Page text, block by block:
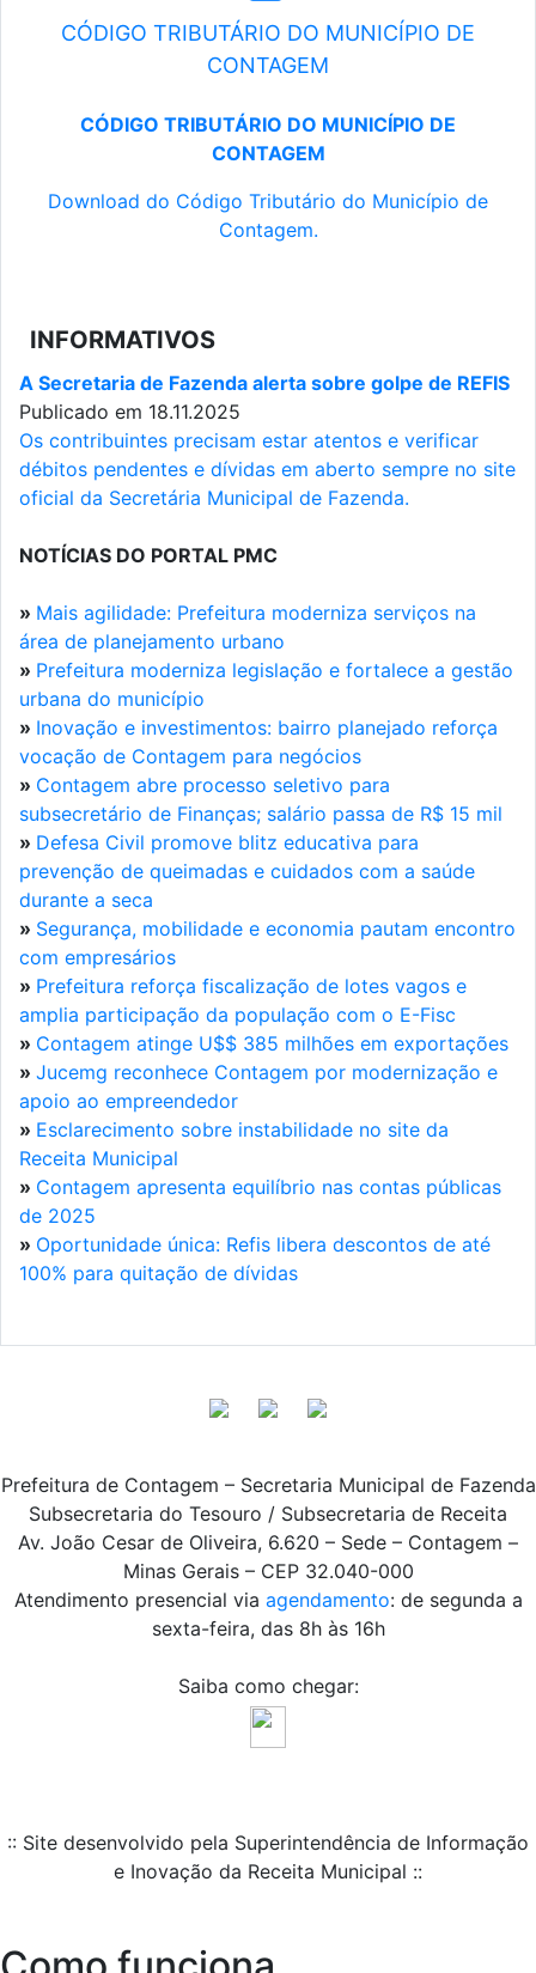
CÓDIGO TRIBUTÁRIO DO MUNICÍPIO DE
CONTAGEM
CÓDIGO TRIBUTÁRIO DO MUNICÍPIO DE
CONTAGEM
Download do Código Tributário do Município de
Contagem.
INFORMATIVOS
A Secretaria de Fazenda alerta sobre golpe de REFIS
Publicado em 18.11.2025
Os contribuintes precisam estar atentos e verificar
débitos pendentes e dívidas em aberto sempre no site
oficial da Secretária Municipal de Fazenda.
NOTÍCIAS DO PORTAL PMC
» Mais agilidade: Prefeitura moderniza serviços na
área de planejamento urbano
» Prefeitura moderniza legislação e fortalece a gestão
urbana do município
» Inovação e investimentos: bairro planejado reforça
vocação de Contagem para negócios
» Contagem abre processo seletivo para
subsecretário de Finanças; salário passa de R$ 15 mil
» Defesa Civil promove blitz educativa para
prevenção de queimadas e cuidados com a saúde
durante a seca
» Segurança, mobilidade e economia pautam encontro
com empresários
» Prefeitura reforça fiscalização de lotes vagos e
amplia participação da população com o E-Fisc
» Contagem atinge U$$ 385 milhões em exportações
» Jucemg reconhece Contagem por modernização e
apoio ao empreendedor
» Esclarecimento sobre instabilidade no site da
Receita Municipal
» Contagem apresenta equilíbrio nas contas públicas
de 2025
» Oportunidade única: Refis libera descontos de até
100% para quitação de dívidas
Prefeitura de Contagem – Secretaria Municipal de Fazenda
Subsecretaria do Tesouro / Subsecretaria de Receita
Av. João Cesar de Oliveira, 6.620 – Sede – Contagem –
Minas Gerais – CEP 32.040-000
Atendimento presencial via agendamento: de segunda a
sexta-feira, das 8h às 16h
Saiba como chegar:
:: Site desenvolvido pela Superintendência de Informação
e Inovação da Receita Municipal ::